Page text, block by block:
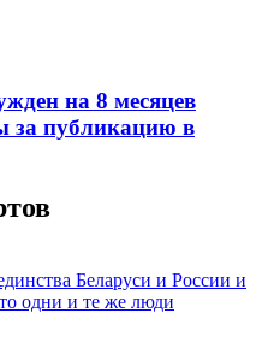
на 8 месяцев
за публикацию в
Беларуси и России и
одни и те же люди